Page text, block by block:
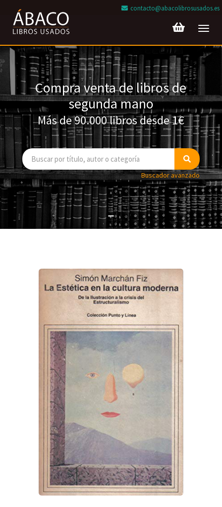
contacto@abacolibrosusados.es
Compra venta de libros de
segunda mano
Más de 90.000 libros desde 1€
Buscador avanzado